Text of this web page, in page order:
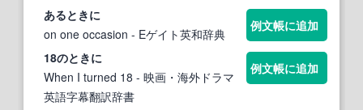
あるときに
on one occasion - Eゲイト英和辞典
例文帳に追加
18のときに
When I turned 18 - 映画・海外ドラマ
英語字幕翻訳辞書
例文帳に追加